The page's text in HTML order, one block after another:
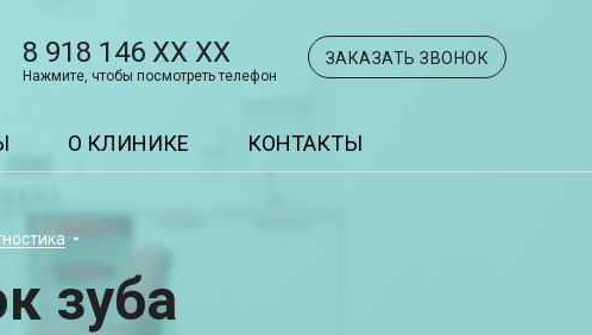
ЗАКАЗАТЬ ЗВОНОК
8 918 146 XX XX
Нажмите, чтобы посмотреть телефон
О КЛИНИКЕ КОНТАКТЫ
зуба